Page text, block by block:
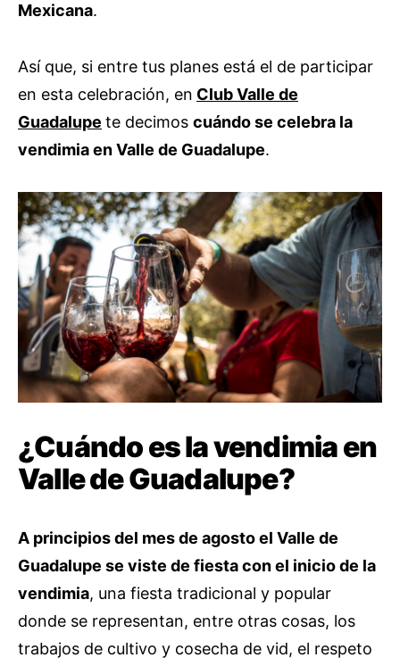
Mexicana.
Así que, si entre tus planes está el de participar
en esta celebración, en Club Valle de
Guadalupe te decimos cuándo se celebra la
vendimia en Valle de Guadalupe.
¿Cuándo es la vendimia en
Valle de Guadalupe?
A principios del mes de agosto el Valle de
Guadalupe se viste de fiesta con el inicio de la
vendimia, una fiesta tradicional y popular
donde se representan, entre otras cosas, los
trabajos de cultivo y cosecha de vid, el respeto